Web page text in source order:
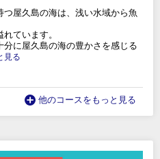
屋久島の海は、浅い水域から魚
ています。
に屋久島の海の豊かさを感じる
見る
他のコースをもっと見る